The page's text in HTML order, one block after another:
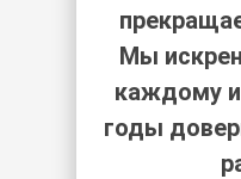
Мы
каждому
годы